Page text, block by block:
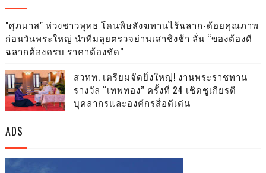
"ศุภมาส" ห่วงชาวพุทธ โดนพิษสังฆทานไร้ฉลาก-ด้อยคุณภาพ
ก่อนวันพระใหญ่ นำทีมลุยตรวจย่านเสาชิงช้า ลั่น “ของต้องดี
ฉลากต้องครบ ราคาต้องชัด”
สวทท. เตรียมจัดยิ่งใหญ่! งานพระราชทาน
รางวัล “เทพทอง” ครั้งที่ 24 เชิดชูเกียรติ
บุคลากรและองค์กรสื่อดีเด่น
ADS